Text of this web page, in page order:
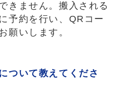
きません。搬入される
予約を行い、QRコー
願いします。
ついて教えてくださ